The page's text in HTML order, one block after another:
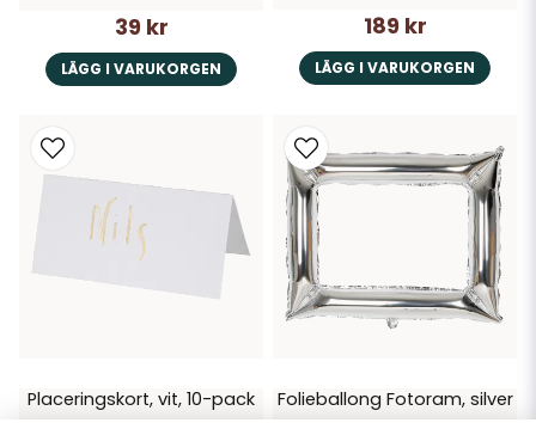
39 kr
LÄGG I VARUKORGEN
189 kr
LÄGG I VARUKORGEN
Placeringskort, vit, 10-pack Folieballong Fotoram, silver